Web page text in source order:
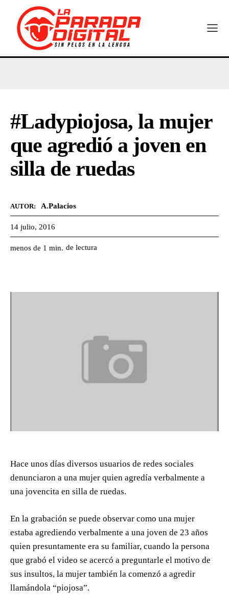
#Ladypiojosa, la mujer
que agredió a joven en
silla de ruedas
AUTOR: A.Palacios
14 julio, 2016
menos de 1 min. de lectura
Hace unos días diversos usuarios de redes sociales
denunciaron a una mujer quien agredía verbalmente a
una jovencita en silla de ruedas.
En la grabación se puede observar como una mujer
estaba agrediendo verbalmente a una joven de 23 años
quien presuntamente era su familiar, cuando la persona
que grabó el video se acercó a preguntarle el motivo de
sus insultos, la mujer también la comenzó a agredir
llamándola “piojosa”.